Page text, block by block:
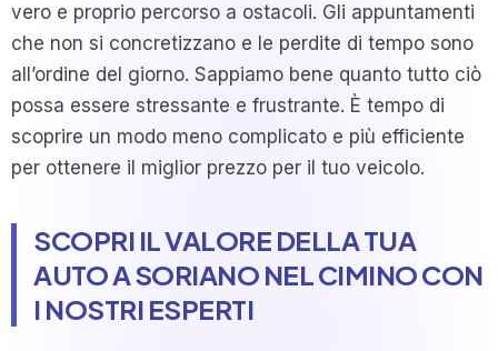
vero e proprio percorso a ostacoli. Gli appuntamenti
che non si concretizzano e le perdite di tempo sono
all’ordine del giorno. Sappiamo bene quanto tutto ciò
possa essere stressante e frustrante. È tempo di
scoprire un modo meno complicato e più efficiente
per ottenere il miglior prezzo per il tuo veicolo.
SCOPRI IL VALORE DELLA TUA
AUTO A SORIANO NEL CIMINO CON
I NOSTRI ESPERTI